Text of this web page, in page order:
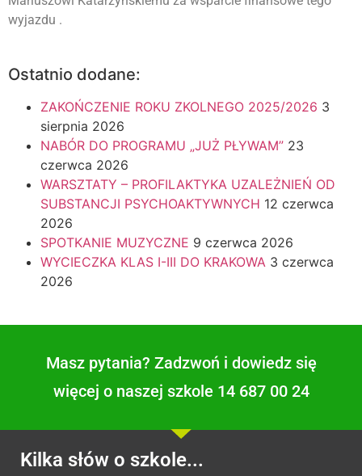
wyjazdu .
Ostatnio dodane:
ZAKOŃCZENIE ROKU ZKOLNEGO 2025/2026 3
sierpnia 2026
NABÓR DO PROGRAMU „JUŻ PŁYWAM” 23
czerwca 2026
WARSZTATY – PROFILAKTYKA UZALEŻNIEŃ OD
SUBSTANCJI PSYCHOAKTYWNYCH 12 czerwca
2026
SPOTKANIE MUZYCZNE 9 czerwca 2026
WYCIECZKA KLAS I-III DO KRAKOWA 3 czerwca
2026
Masz pytania? Zadzwoń i dowiedz się
więcej o naszej szkole 14 687 00 24
Kilka słów o szkole...